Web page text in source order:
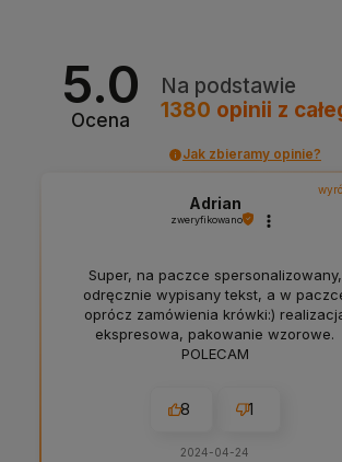
5.0
Ocena
Na podstawie
1380 opinii z
Jak zbieramy opinie?
Adrian
zweryfikowano
Super, na paczce spersonalizowany,
odręcznie wypisany tekst, a w
oprócz zamówienia krówki:)
ekspresowa, pakowanie wzorowe.
POLECAM
8 1
2024-04-24